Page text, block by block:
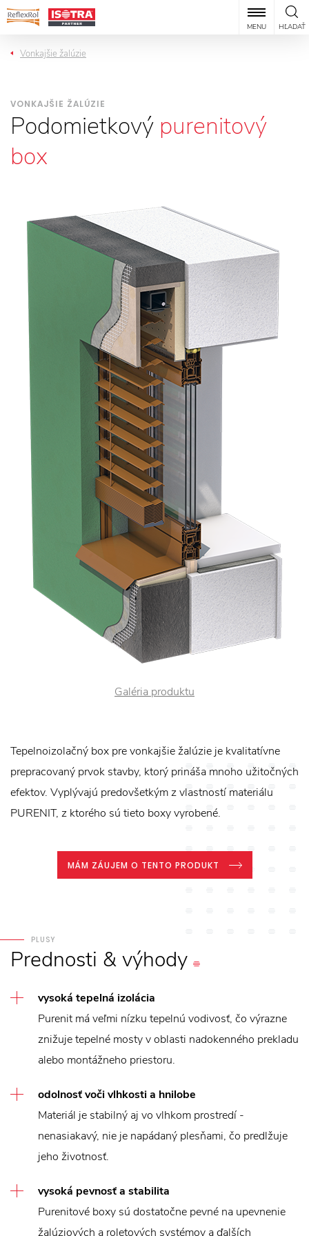
HĽADAŤ
MENU
Vonkajšie žalúzie
VONKAJŠIE ŽALÚZIE
Podomietkový purenitový
box
Galéria produktu
Tepelnoizolačný box pre vonkajšie žalúzie je kvalitatívne
prepracovaný prvok stavby, ktorý prináša mnoho užitočných
efektov. Vyplývajú predovšetkým z vlastností materiálu
PURENIT, z ktorého sú tieto boxy vyrobené.
MÁM ZÁUJEM O TENTO PRODUKT
PLUSY
Prednosti &výhody
vysoká tepelná izolácia
Purenit má veľmi nízku tepelnú vodivosť, čo výrazne
znižuje tepelné mosty v oblasti nadokenného prekladu
alebo montážneho priestoru.
odolnosť voči vlhkosti a hnilobe
Materiál je stabilný aj vo vlhkom prostredí -
nenasiakavý, nie je napádaný plesňami, čo predlžuje
jeho životnosť.
vysoká pevnosť a stabilita
Purenitové boxy sú dostatočne pevné na upevnenie
žalúziových a roletových systémov a ďalších